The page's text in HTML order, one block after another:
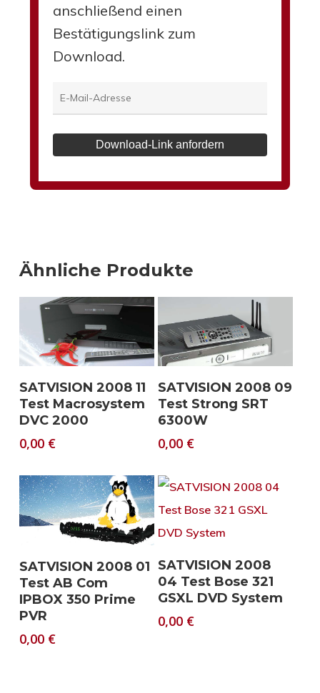
anschließend einen
Bestätigungslink zum
Download.
Download-Link anfordern
Ähnliche Produkte
Download
SATVISION 2008 11
Test Macrosystem
DVC 2000
0,00 €
Download
SATVISION 2008 09
Test Strong SRT
6300W
0,00 €
Download
SATVISION 2008 01
Test AB Com
IPBOX 350 Prime
PVR
0,00 €
Download
SATVISION 2008
04 Test Bose 321
GSXL DVD System
0,00 €